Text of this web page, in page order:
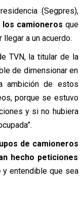
(Segpres),
los camioneros que
a un acuerdo.
TVN, la titular de la
de dimensionar en
ambición de estos
porque se estuvo
y si no hubiera
de camioneros
hecho peticiones
y entendible que sea